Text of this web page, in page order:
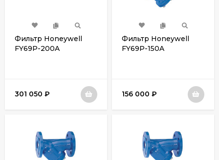
Фильтр Honeywell
FY69P-200A
301 050 ₽
Фильтр Honeywell
FY69P-150A
156 000 ₽